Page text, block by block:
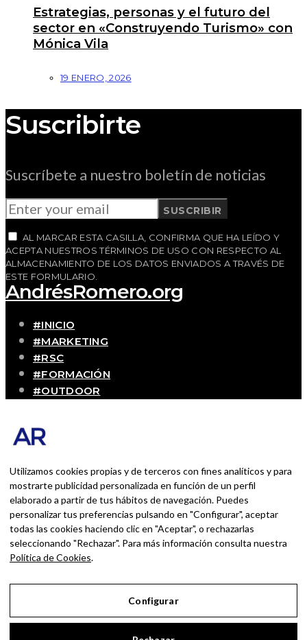
Estrategias, personas y el futuro del
sector en «Construyendo Turismo» con
Mónica Vila
19 ENERO, 2026
Suscribirte
Suscríbete a nuestro boletín de noticias
SUSCRIBIR
AL MARCAR ESTA CASILLA, CONFIRMA QUE HA LEÍDO Y
ACEPTA NUESTROS TÉRMINOS DE USO CON RESPECTO AL
ALMACENAMIENTO DE LOS DATOS ENVIADOS A TRAVÉS DE
ESTE FORMULARIO.
AndrésRomero.org
#INICIO
#MARKETING
#RSC
#FORMACIÓN
#OUTDOOR
Experiencias personales y profesionales de una
persona que disfruta con lo que hace cada día
BUSCAR POR:
BUSCAR
Ingresa las palabras de la búsqueda y presiona
Enter.
Utilizamos cookies propias y de terceros con fines analíticos y para
mostrarte publicidad personalizada en función de un perfil
elaborado a partir de tus hábitos de navegación. Puedes
personalizar tus preferencias pulsando en "Configurar", aceptar
todas las cookies haciendo clic en "Aceptar", o rechazarlas
seleccionando "Rechazar". Para más información consulta nuestra
Política de Cookies.
Configurar
Aviso Legal